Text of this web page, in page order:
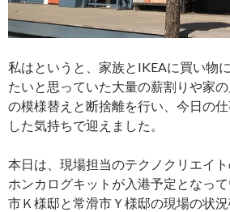
私はというと、家族とIKEAに買い物
たいと思っていた大量の薪割りや家
の模様替えと断捨離を行い、今日の
した気持ちで迎えました。
本日は、現場担当のテクノクリエイ
ホンカログキットが入港予定となっ
市Ｋ様邸と常滑市Ｙ様邸の現場の状